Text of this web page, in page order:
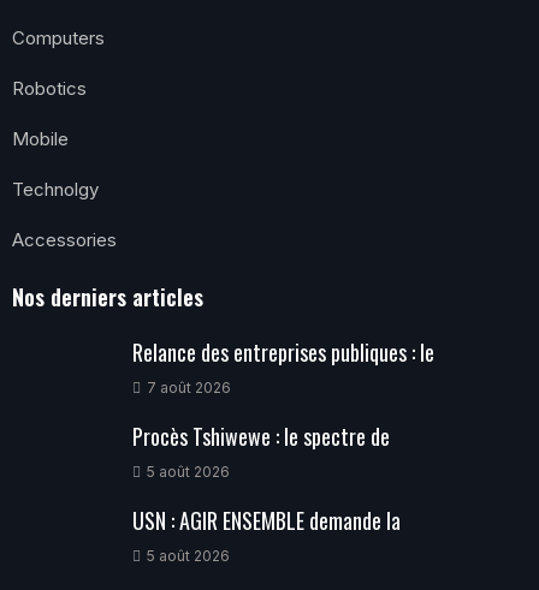
Computers
Robotics
Mobile
Technolgy
Accessories
Nos derniers articles
Relance des entreprises publiques : le
7 août 2026
Procès Tshiwewe : le spectre de
5 août 2026
USN : AGIR ENSEMBLE demande la
5 août 2026